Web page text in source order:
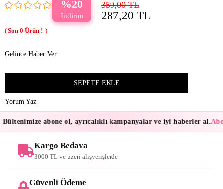
20 359,00 TL
287,20 TL
0
Gelince Haber Ver
Yorum Yaz
abone ol, ayrıcalıklı kampanyalar ve iyi haberler al.
Kargo Bedava
3000 TL ve üzeri alışverişlerde
Güvenli Ödeme